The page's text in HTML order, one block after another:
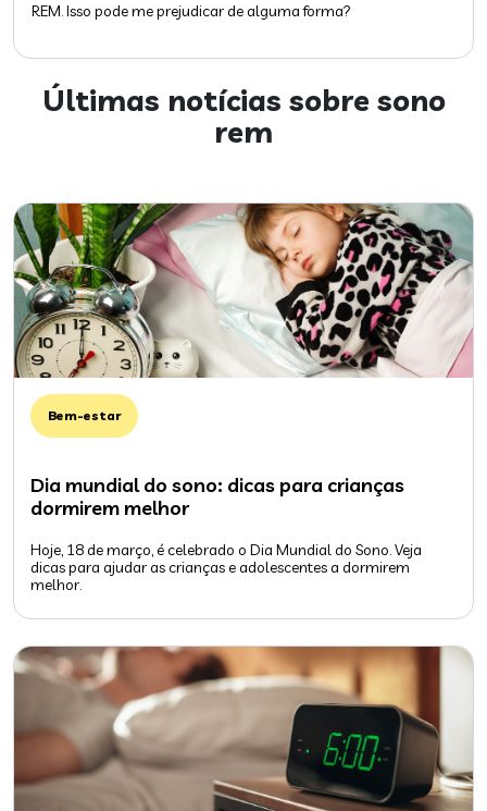
REM. Isso pode me prejudicar de alguma forma?
Últimas notícias sobre sono
rem
Bem-estar
Dia mundial do sono: dicas para crianças
dormirem melhor
Hoje, 18 de março, é celebrado o Dia Mundial do Sono. Veja
dicas para ajudar as crianças e adolescentes a dormirem
melhor.